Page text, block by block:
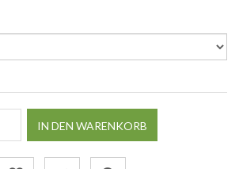
IN DEN WARENKORB